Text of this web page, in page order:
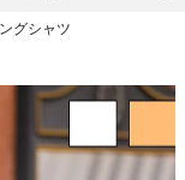
グシャツ